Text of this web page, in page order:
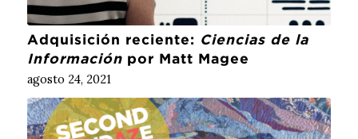
Adquisición reciente: Ciencias de la
Informaciónpor Matt Magee
agosto 24, 2021